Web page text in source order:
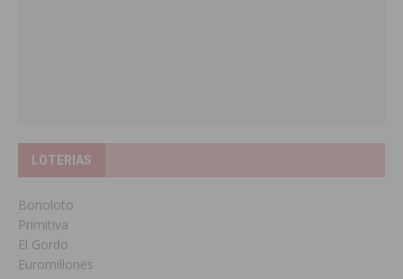
LOTERIAS
Bonoloto
Primitiva
El Gordo
Euromillones